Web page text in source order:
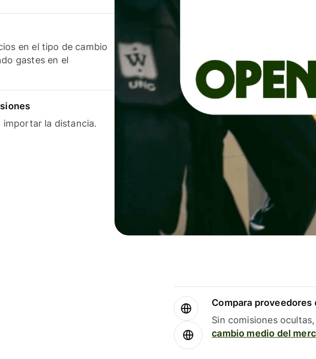
en el tipo de cambio
gastes en el
importar la distancia.
Compara
Sin comisiones
cambio medio del